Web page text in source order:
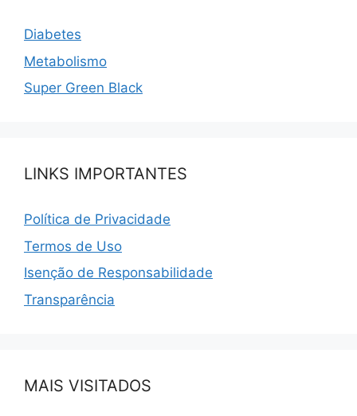
Diabetes
Metabolismo
Super Green Black
LINKS IMPORTANTES
Política de Privacidade
Termos de Uso
Isenção de Responsabilidade
Transparência
MAIS VISITADOS